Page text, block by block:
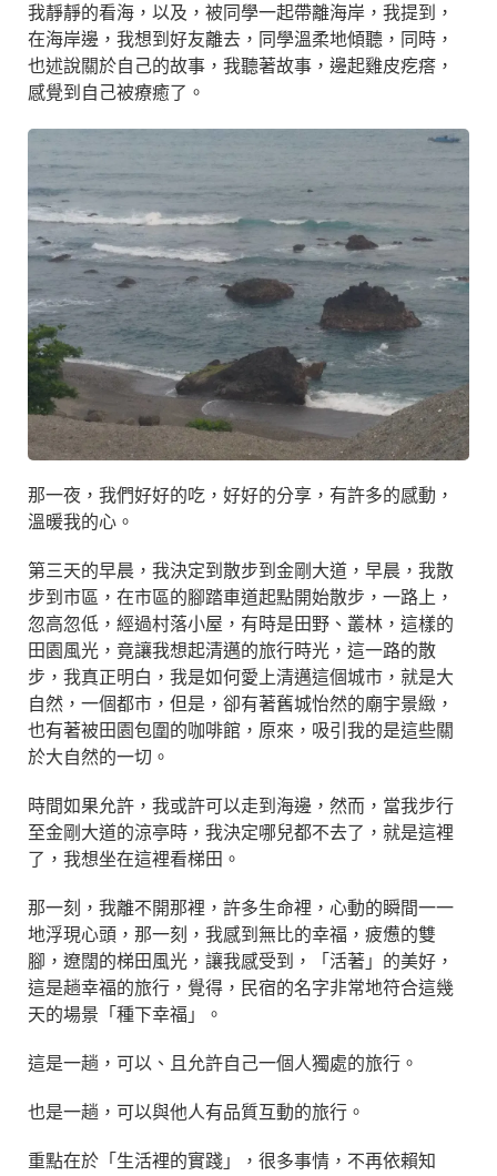
我靜靜的看海，以及，被同學一起帶離海岸，我提到，
在海岸邊，我想到好友離去，同學溫柔地傾聽，同時，
也述說關於自己的故事，我聽著故事，邊起雞皮疙瘩，
感覺到自己被療癒了。
那一夜，我們好好的吃，好好的分享，有許多的感動，
溫暖我的心。
第三天的早晨，我決定到散步到金剛大道，早晨，我散
步到市區，在市區的腳踏車道起點開始散步，一路上，
忽高忽低，經過村落小屋，有時是田野、叢林，這樣的
田園風光，竟讓我想起清邁的旅行時光，這一路的散
步，我真正明白，我是如何愛上清邁這個城市，就是大
自然，一個都市，但是，卻有著舊城怡然的廟宇景緻，
也有著被田園包圍的咖啡館，原來，吸引我的是這些關
於大自然的一切。
時間如果允許，我或許可以走到海邊，然而，當我步行
至金剛大道的涼亭時，我決定哪兒都不去了，就是這裡
了，我想坐在這裡看梯田。
那一刻，我離不開那裡，許多生命裡，心動的瞬間一一
地浮現心頭，那一刻，我感到無比的幸福，疲憊的雙
腳，遼闊的梯田風光，讓我感受到，「活著」的美好，
這是趟幸福的旅行，覺得，民宿的名字非常地符合這幾
天的場景「種下幸福」。
這是一趟，可以、且允許自己一個人獨處的旅行。
也是一趟，可以與他人有品質互動的旅行。
重點在於「生活裡的實踐」，很多事情，不再依賴知